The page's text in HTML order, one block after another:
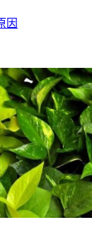
因